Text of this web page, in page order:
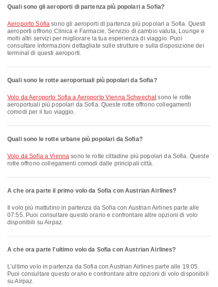
Quali sono gli aeroporti di partenza più popolari a Sofia?
Aeroporto Sofia sono gli aeroporti di partenza più popolari a Sofia. Questi
aeroporti offrono Clinica e Farmacie, Servizio di cambio valuta, Lounge e
molti altri servizi per migliorare la tua esperienza di viaggio. Puoi
consultare informazioni dettagliate sulle strutture e sulla disposizione dei
terminal di questi aeroporti.
Quali sono le rotte aeroportuali più popolari da Sofia?
volo da Aeroporto Sofia a Aeroporto Vienna Schwechatsono le rotte
aeroportuali più popolari da Sofia. Queste rotte offrono collegamenti
comodi per il tuo viaggio.
Quali sono le rotte urbane più popolari da Sofia?
volo da Sofia a Vienna sono le rotte cittadine più popolari da Sofia. Queste
rotte offrono collegamenti comodi dalle principali città.
A che ora parte il primo volo da Sofia con Austrian Airlines?
07:55. Puoi consultare questo orario e confrontare altre opzioni di volo
disponibili su Airpaz.
A che ora parte l'ultimo volo da Sofia con Austrian Airlines?
L’ultimo volo in partenza da Sofia con Austrian Airlines parte alle 19:05.
Puoi consultare questo orario e confrontare altre opzioni di volo disponibili
su Airpaz.